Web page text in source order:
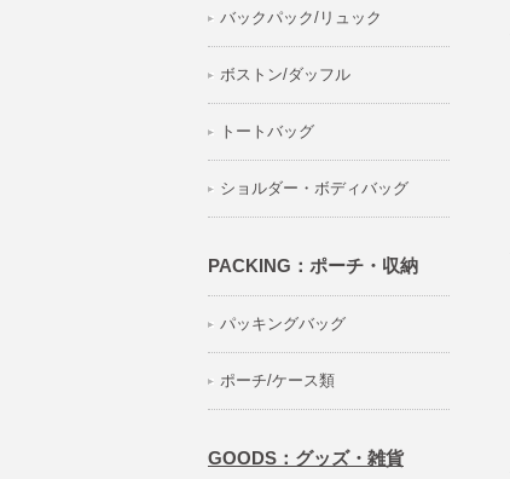
バックパック/リュック
ボストン/ダッフル
トートバッグ
ショルダー・ボディバッグ
PACKING：ポーチ・収納
パッキングバッグ
ポーチ/ケース類
GOODS：グッズ・雑貨